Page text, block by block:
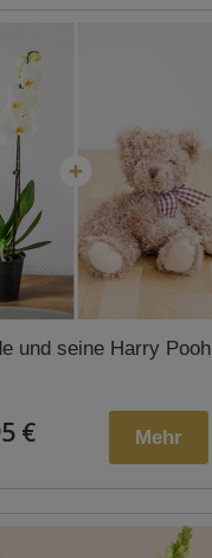
und seine Harry Pooh
€ Mehr